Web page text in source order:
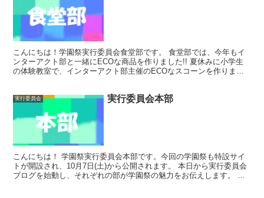
こんにちは！学園祭実行委員会食堂部です。 食堂部では、今年もイ
ンターアクト部と一緒にECOな商品を作りました!! 夏休みに小学生
の体験教室で、インターアクト部主催のECOなスコーンを作りまし
実行委員会 実行委員会本部
こんにちは！ 学園祭実行委員会本部です。今回の学園祭も特設サイ
トが開設され、10月7日(土)から公開されます。 本日から実行委員会
ブログを始動し、それぞれの部が学園祭の魅力をお伝えします。 今